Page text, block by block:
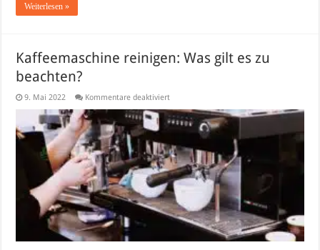
Weiterlesen »
Kaffeemaschine reinigen: Was gilt es zu
beachten?
9. Mai 2022 Kommentare deaktiviertfür
reinigen:
Was
es
zu
beachten?